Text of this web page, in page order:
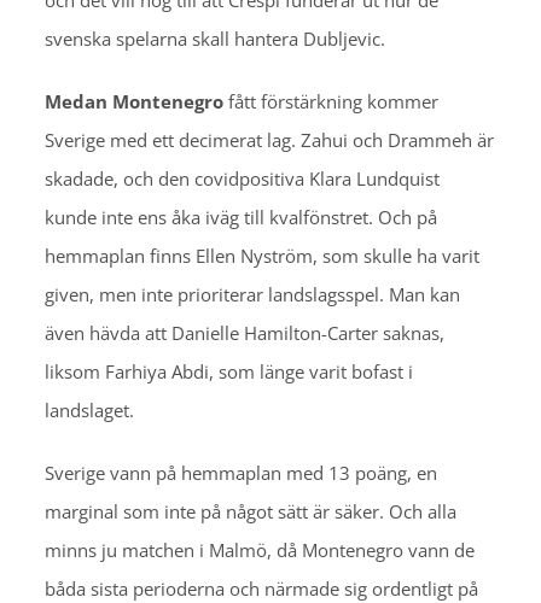
svenska spelarna skall hantera Dubljevic.
Medan Montenegro fått förstärkning kommer
Sverige med ett decimerat lag. Zahui och Drammeh är
skadade, och den covidpositiva Klara Lundquist
kunde inte ens åka iväg till kvalfönstret. Och på
hemmaplan finns Ellen Nyström, som skulle ha varit
given, men inte prioriterar landslagsspel. Man kan
även hävda att Danielle Hamilton-Carter saknas,
liksom Farhiya Abdi, som länge varit bofast i
landslaget.
Sverige vann på hemmaplan med 13 poäng, en
marginal som inte på något sätt är säker. Och alla
minns ju matchen i Malmö, då Montenegro vann de
båda sista perioderna och närmade sig ordentligt på